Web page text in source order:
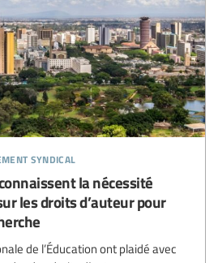
syndical
la nécessité
les droits d’auteur pour
de l’Éducation ont plaidé avec